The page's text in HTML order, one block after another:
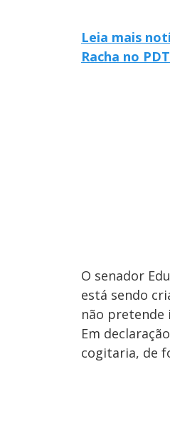
Leia mais
Racha no
O senador
está sendo
não pretende
Em
cogitaria, de